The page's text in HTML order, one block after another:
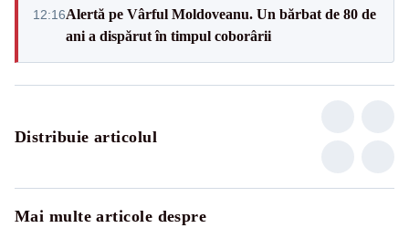
12:16Alertă pe Vârful Moldoveanu. Un bărbat de 80 de
ani a dispărut în timpul coborârii
Distribuie articolul
Mai multe articole despre